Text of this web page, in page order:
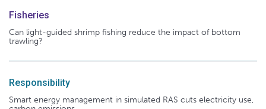
Fisheries
Can light-guided shrimp fishing reduce the impact of bottom
trawling?
Responsibility
Smart energy management in simulated RAS cuts electricity use,